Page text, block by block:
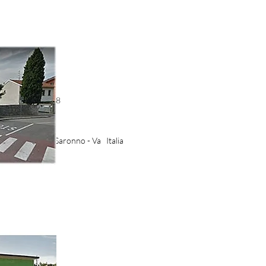
- 3485141708
2-4 21047 Saronno - Va Italia